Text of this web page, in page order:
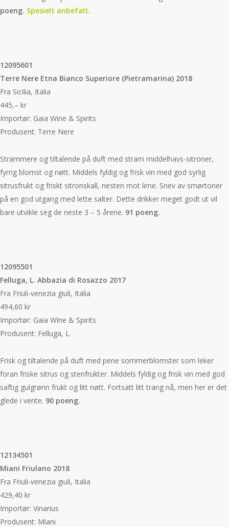
poeng. Spesielt anbefalt.
12095601
Terre Nere Etna Bianco Superiore (Pietramarina) 2018
Fra Sicilia, Italia
445,– kr
Importør: Gaia Wine & Spirits
Produsent: Terre Nere
Strammere og tiltalende på duft med stram middelhavs-sitroner,
fyrrig blomst og nøtt. Middels fyldig og frisk vin med god syrlig
sitrusfrukt og friskt sitronskall, nesten mot lime. Snev av smørtoner
på en god utgang med lette salter. Dette drikker meget godt ut vil
bare utvikle seg de neste 3 – 5 årene. 91 poeng.
12095501
Felluga, L. Abbazia di Rosazzo 2017
Fra Friuli-venezia giuli, Italia
494,60 kr
Importør: Gaia Wine & Spirits
Produsent: Felluga, L.
Frisk og tiltalende på duft med pene sommerblomster som leker
foran friske sitrus og stenfrukter. Middels fyldig og frisk vin med god
saftig gulgrønn frukt og litt nøtt. Fortsatt litt trang nå, men her er det
glede i vente. 90 poeng.
12134501
Miani Friulano 2018
Fra Friuli-venezia giuli, Italia
429,40 kr
Importør: Vinarius
Produsent: Miani